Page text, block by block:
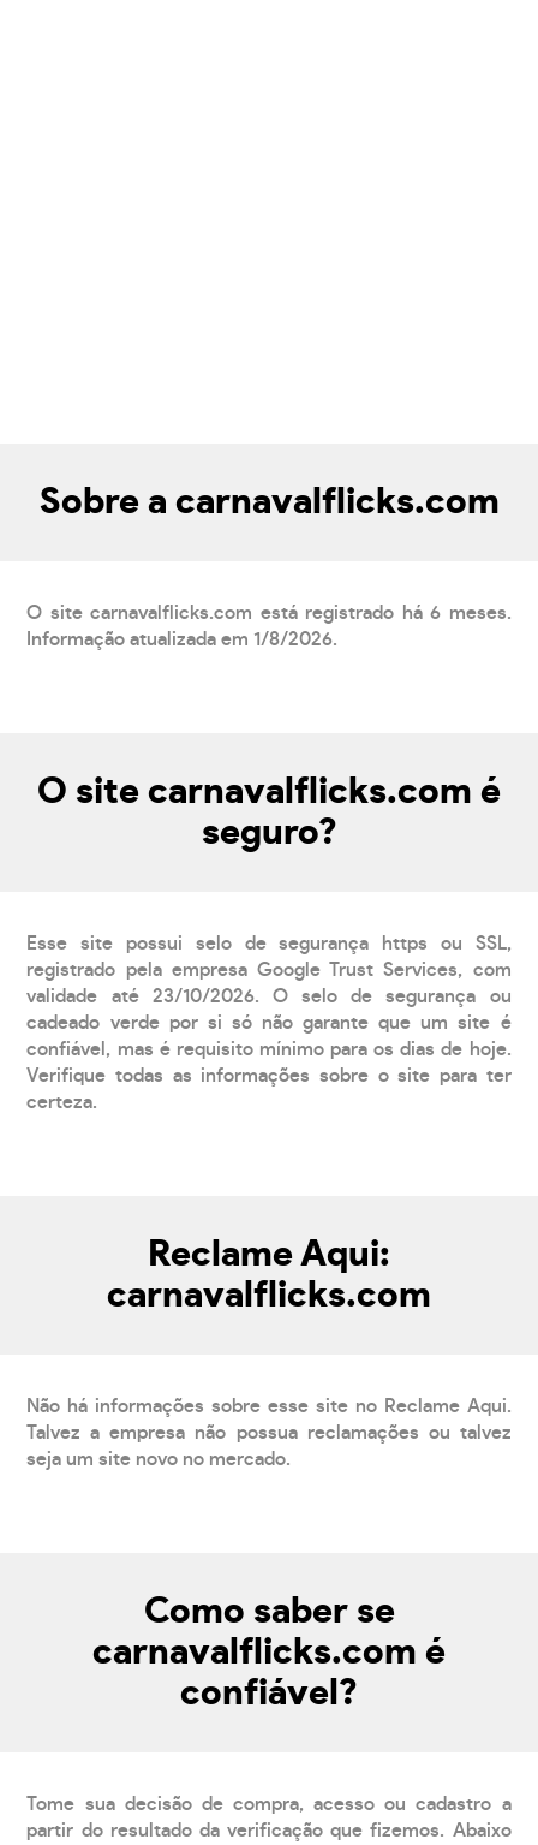
Sobre a carnavalflicks.com
O site carnavalflicks.com está registrado há 6 meses.
Informação atualizada em 1/8/2026.
O site carnavalflicks.com é
seguro?
Esse site possui selo de segurança https ou SSL,
registrado pela empresa Google Trust Services, com
validade até 23/10/2026. O selo de segurança ou
cadeado verde por si só não garante que um site é
confiável, mas é requisito mínimo para os dias de hoje.
Verifique todas as informações sobre o site para ter
certeza.
Reclame Aqui:
carnavalflicks.com
Não há informações sobre esse site no Reclame Aqui.
Talvez a empresa não possua reclamações ou talvez
seja um site novo no mercado.
Como saber se
carnavalflicks.com é
confiável?
Tome sua decisão de compra, acesso ou cadastro a
partir do resultado da verificação que fizemos. Abaixo